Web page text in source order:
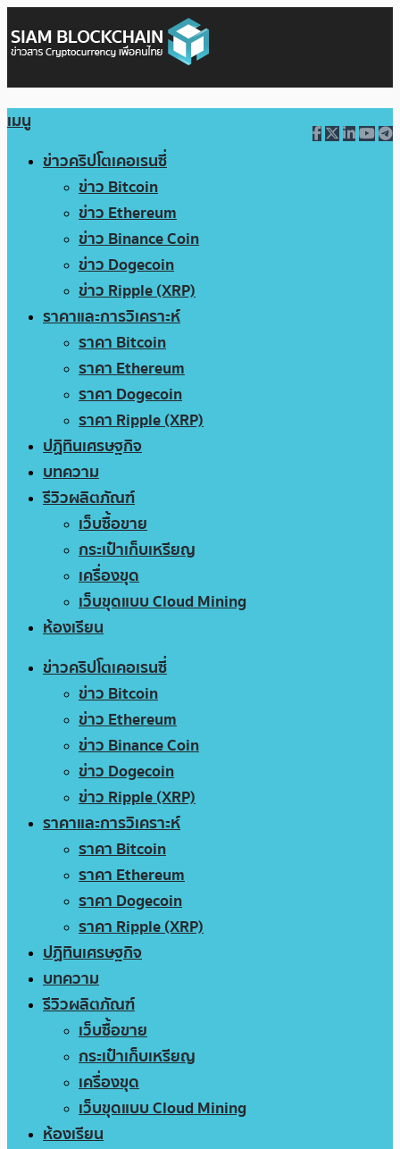
เมนู
ข่าวคริปโตเคอเรนซี่
ข่าว Bitcoin
ข่าว Ethereum
ข่าว Binance Coin
ข่าว Dogecoin
ข่าว Ripple (XRP)
ราคาและการวิเคราะห์
ราคา Bitcoin
ราคา Ethereum
ราคา Dogecoin
ราคา Ripple (XRP)
ปฏิทินเศรษฐกิจ
บทความ
รีวิวผลิตภัณฑ์
เว็บซื้อขาย
กระเป๋าเก็บเหรียญ
เครื่องขุด
เว็บขุดแบบ Cloud Mining
ห้องเรียน
ข่าวคริปโตเคอเรนซี่
ข่าว Bitcoin
ข่าว Ethereum
ข่าว Binance Coin
ข่าว Dogecoin
ข่าว Ripple (XRP)
ราคาและการวิเคราะห์
ราคา Bitcoin
ราคา Ethereum
ราคา Dogecoin
ราคา Ripple (XRP)
ปฏิทินเศรษฐกิจ
บทความ
รีวิวผลิตภัณฑ์
เว็บซื้อขาย
กระเป๋าเก็บเหรียญ
เครื่องขุด
เว็บขุดแบบ Cloud Mining
ห้องเรียน